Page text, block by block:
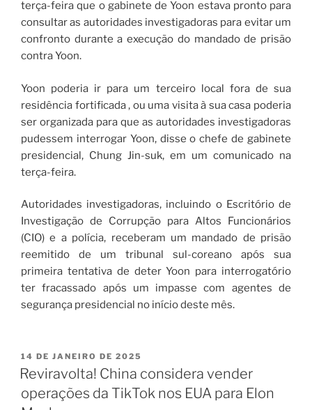
terça-feira que o gabinete de Yoon estava pronto para
consultar as autoridades investigadoras para evitar um
confronto durante a execução do mandado de prisão
contra Yoon.
Yoon poderia ir para um terceiro local fora de sua
residência fortificada , ou uma visita à sua casa poderia
ser organizada para que as autoridades investigadoras
pudessem interrogar Yoon, disse o chefe de gabinete
presidencial, Chung Jin-suk, em um comunicado na
terça-feira.
Autoridades investigadoras, incluindo o Escritório de
Investigação de Corrupção para Altos Funcionários
(CIO) e a polícia, receberam um mandado de prisão
reemitido de um tribunal sul-coreano após sua
primeira tentativa de deter Yoon para interrogatório
ter fracassado após um impasse com agentes de
segurança presidencial no início deste mês.
14 DE JANEIRO DE 2025
Reviravolta! China considera vender
operações da TikTok nos EUA para Elon